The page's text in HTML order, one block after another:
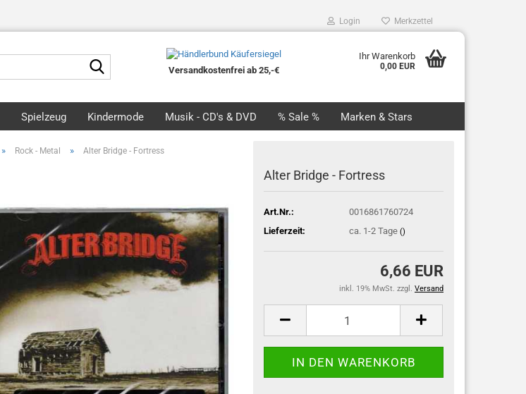
Login Merkzettel
Versandkostenfrei ab 25,-€
Ihr Warenkorb
0,00 EUR
Spielzeug Kindermode Musik - CD's & DVD % Sale % Marken & Stars
» Rock - Metal » Alter Bridge - Fortress
Alter Bridge - Fortress
Art.Nr.:
0016861760724
Lieferzeit:
ca. 1-2 Tage()
6,66 EUR
inkl. 19% MwSt. zzgl. Versand